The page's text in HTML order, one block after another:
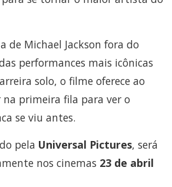
de Michael Jackson fora do
performances mais icônicas
solo, o filme oferece ao
primeira fila para ver o
se viu antes.
pela Universal Pictures, será
nos cinemas 23 de abril